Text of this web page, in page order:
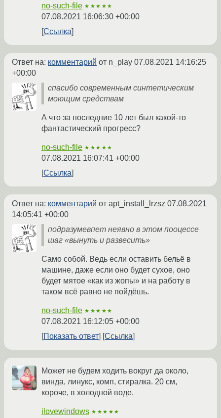
no-such-file ★★★★★
07.08.2021 16:06:30 +00:00
Ссылка
Ответ на: комментарий от n_play 07.08.2021 14:16:25
+00:00
спасибо современным синтетическим
моющим средствам
А что за последние 10 лет был какой-то
фантастический прогресс?
no-such-file ★★★★★
07.08.2021 16:07:41 +00:00
Ссылка
Ответ на: комментарий от apt_install_lrzsz 07.08.2021
14:05:41 +00:00
подразумевпет неявно в этом пооцессе
шаг «вынуть и развесить»
Само собой. Ведь если оставить бельё в
машине, даже если оно будет сухое, оно
будет мятое «как из жопы» и на работу в
таком всё равно не пойдёшь.
no-such-file ★★★★★
07.08.2021 16:12:05 +00:00
Показать ответ
Ссылка
Может не будем ходить вокруг да около,
винда, линукс, комп, стиралка. 20 см,
короче, в холодной воде.
ilovewindows ★★★★★